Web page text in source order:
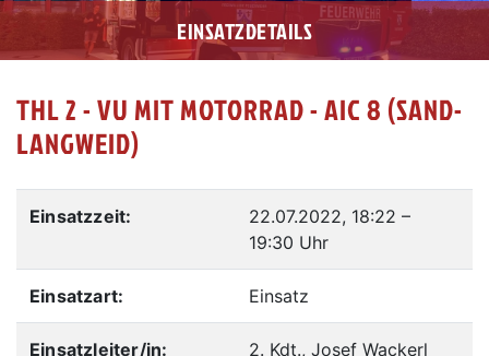
EINSATZDETAILS
THL 2 - VU MIT MOTORRAD - AIC 8 (SAND-
LANGWEID)
Einsatzzeit: 22.07.2022, 18:22 –
19:30 Uhr
Einsatzart: Einsatz
Einsatzleiter/in: 2. Kdt., Josef Wackerl